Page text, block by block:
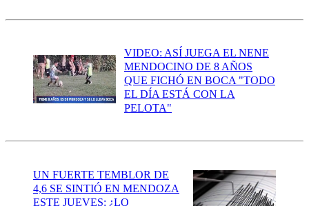
VIDEO: ASÍ JUEGA EL NENE
MENDOCINO DE 8 AÑOS
QUE FICHÓ EN BOCA "TODO
EL DÍA ESTÁ CON LA
PELOTA"
UN FUERTE TEMBLOR DE
4,6 SE SINTIÓ EN MENDOZA
ESTE JUEVES: ¿LO